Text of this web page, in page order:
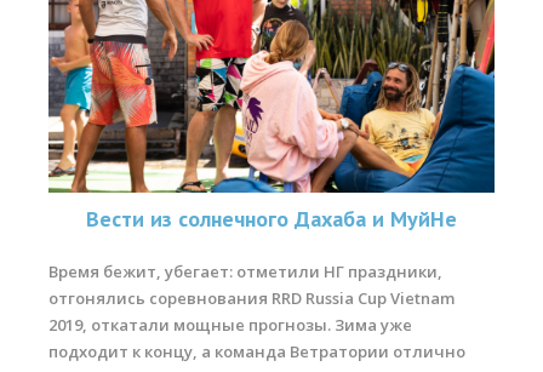
Виндсерфинг
Кайтсерфинг
Новости
Медиа
Медиа архив
Видео
Цены
Вести из солнечного Дахаба и МуйНе
Время бежит, убегает: отметили НГ праздники,
отгонялись соревнования RRD Russia Cup Vietnam
2019, откатали мощные прогнозы. Зима уже
подходит к концу, а команда Ветратории отлично